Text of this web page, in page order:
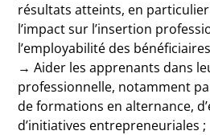
résultats atteints, en
l’impact sur l’insertion
l’employabilité des
→ Aider les apprenants dans
professionnelle, notamment
de formations en alternance,
d’initiatives entrepreneuriales ;